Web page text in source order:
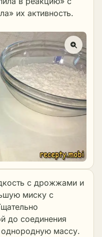
их активность.
с дрожжами и
миску с
до соединения
однородную массу.